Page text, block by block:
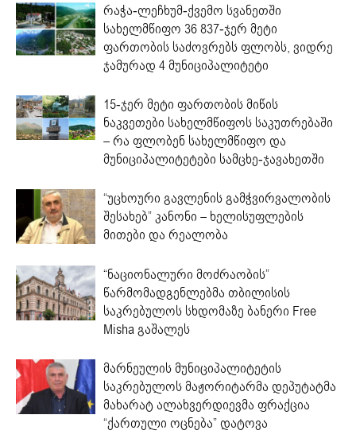
რაჭა-ლეჩხუმ-ქვემო სვანეთში
სახელმწიფო 36 837-ჯერ მეტი
ფართობის საძოვრებს ფლობს, ვიდრე
ჯამურად 4 მუნიციპალიტეტი
15-ჯერ მეტი ფართობის მიწის
ნაკვეთები სახელმწიფოს საკუთრებაში
– რა ფლობენ სახელმწიფო და
მუნიციპალიტეტები სამცხე-ჯავახეთში
“უცხოური გავლენის გამჭვირვალობის
შესახებ” კანონი – ხელისუფლების
მითები და რეალობა
“ნაციონალური მოძრაობის”
წარმომადგენლებმა თბილისის
საკრებულოს სხდომაზე ბანერი Free
Misha გაშალეს
მარნეულის მუნიციპალიტეტის
საკრებულოს მაჟორიტარმა დეპუტატმა
მახარატ ალახვერდიევმა ფრაქცია
“ქართული ოცნება” დატოვა